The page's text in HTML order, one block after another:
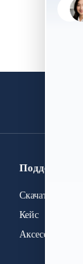
Поддержка
Скачать
Кейс
Аксессуары